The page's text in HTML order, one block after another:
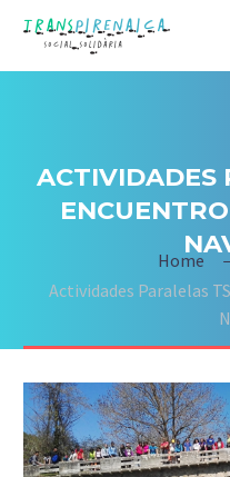
ACTIVIDADES
Home
Actividades Paralelas